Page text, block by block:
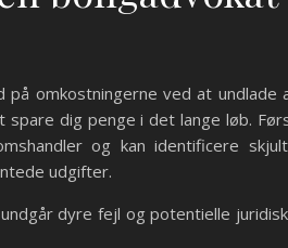
omkostningerne ved at undlade
spare dig penge i det lange løb.
og kan identificere
udgifter.
dyre fejl og potentielle